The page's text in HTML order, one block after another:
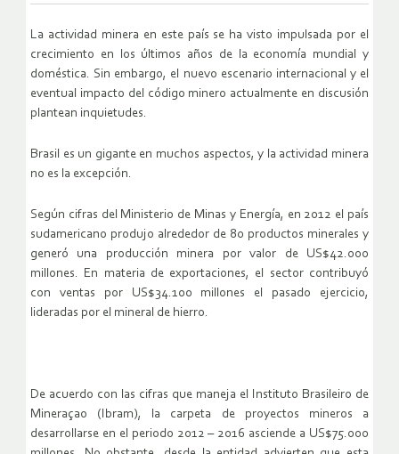
La actividad minera en este país se ha visto impulsada por el
crecimiento en los últimos años de la economía mundial y
doméstica. Sin embargo, el nuevo escenario internacional y el
eventual impacto del código minero actualmente en discusión
plantean inquietudes.
Brasil es un gigante en muchos aspectos, y la actividad minera
no es la excepción.
Según cifras del Ministerio de Minas y Energía, en 2012 el país
sudamericano produjo alrededor de 80 productos minerales y
generó una producción minera por valor de US$42.000
millones. En materia de exportaciones, el sector contribuyó
con ventas por US$34.100 millones el pasado ejercicio,
lideradas por el mineral de hierro.
De acuerdo con las cifras que maneja el Instituto Brasileiro de
Mineraçao (Ibram), la carpeta de proyectos mineros a
desarrollarse en el periodo 2012 – 2016 asciende a US$75.000